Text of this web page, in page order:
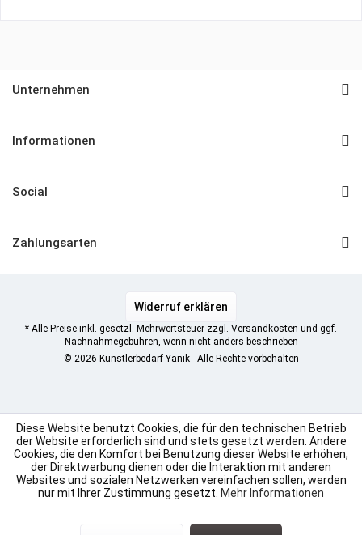
Unternehmen
Informationen
Social
Zahlungsarten
Widerruf erklären
* Alle Preise inkl. gesetzl. Mehrwertsteuer zzgl. Versandkosten und ggf.
Nachnahmegebühren, wenn nicht anders beschrieben
© 2026 Künstlerbedarf Yanik - Alle Rechte vorbehalten
Diese Website benutzt Cookies, die für den technischen Betrieb
der Website erforderlich sind und stets gesetzt werden. Andere
Cookies, die den Komfort bei Benutzung dieser Website erhöhen,
der Direktwerbung dienen oder die Interaktion mit anderen
Websites und sozialen Netzwerken vereinfachen sollen, werden
nur mit Ihrer Zustimmung gesetzt. Mehr Informationen